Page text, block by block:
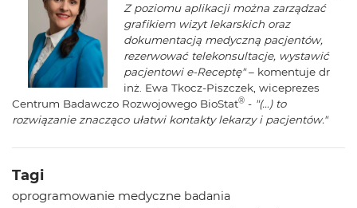
Z poziomu aplikacji można zarządzać
grafikiem wizyt lekarskich oraz
dokumentacją medyczną pacjentów,
rezerwować telekonsultacje, wystawić
pacjentowi e-Receptę"– komentuje dr
inż. Ewa Tkocz-Piszczek, wiceprezes
Centrum Badawczo Rozwojowego BioStat® - "(…) to
rozwiązanie znacząco ułatwi kontakty lekarzy i pacjentów."
Tagi
oprogramowanie medyczne badania